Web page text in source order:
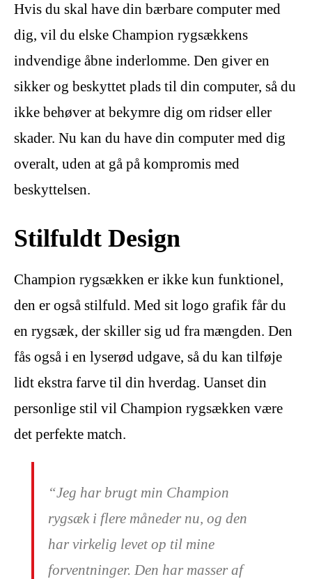
Hvis du skal have din bærbare computer med
dig, vil du elske Champion rygsækkens
indvendige åbne inderlomme. Den giver en
sikker og beskyttet plads til din computer, så du
ikke behøver at bekymre dig om ridser eller
skader. Nu kan du have din computer med dig
overalt, uden at gå på kompromis med
beskyttelsen.
Stilfuldt Design
Champion rygsækken er ikke kun funktionel,
den er også stilfuld. Med sit logo grafik får du
en rygsæk, der skiller sig ud fra mængden. Den
fås også i en lyserød udgave, så du kan tilføje
lidt ekstra farve til din hverdag. Uanset din
personlige stil vil Champion rygsækken være
det perfekte match.
“Jeg har brugt min Champion
rygsæk i flere måneder nu, og den
har virkelig levet op til mine
forventninger. Den har masser af